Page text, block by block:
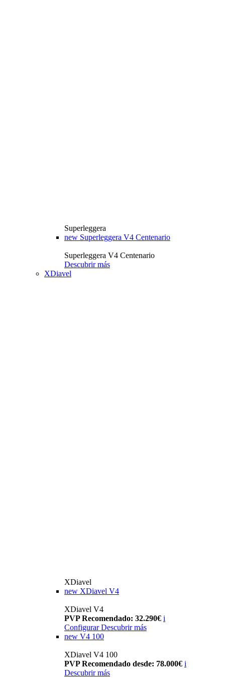
Superleggera
new Superleggera V4 Centenario
Superleggera V4 Centenario
Descubrir más
XDiavel
XDiavel
new XDiavel V4
XDiavel V4
PVP Recomendado: 32.290€ i
Configurar Descubrir más
new V4 100
XDiavel V4 100
PVP Recomendado desde: 78.000€ i
Descubrir más